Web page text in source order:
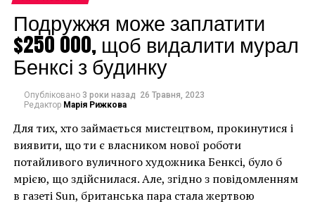
Подружжя може заплатити
$250 000, щоб видалити мурал
Бенксі з будинку
Опубліковано 3 роки назад 26 Травня, 2023
Редактор Марія Рижкова
Для тих, хто займається мистецтвом, прокинутися і
виявити, що ти є власником нової роботи
потайливого вуличного художника Бенксі, було б
мрією, що здійснилася. Але, згідно з повідомленням
в газеті Sun, британська пара стала жертвою